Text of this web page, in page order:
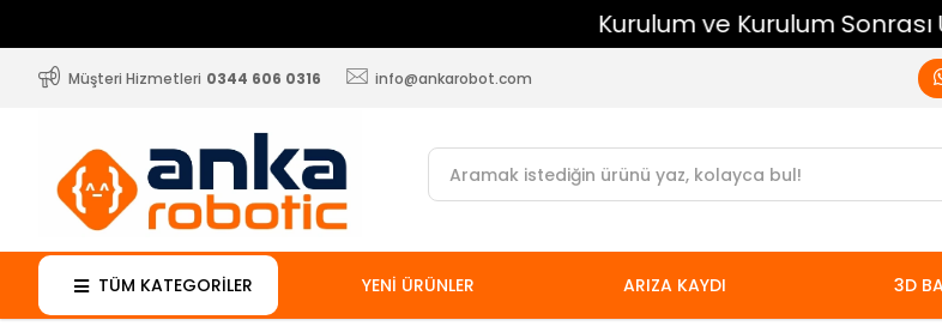
Kurulum ve Kurulum Sonrası
Müşteri Hizmetleri 0344 606 0316 info@ankarobot.com
TÜM KATEGORİLER YENİ ÜRÜNLER ARIZA KAYDI 3D